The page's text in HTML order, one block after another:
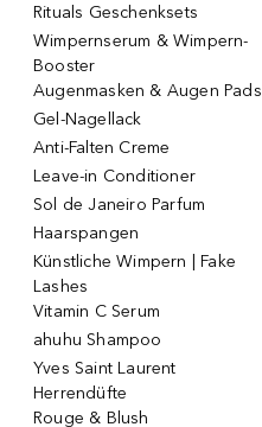
Rituals Geschenksets
Wimpernserum & Wimpern-
Booster
Augenmasken & Augen Pads
Gel-Nagellack
Anti-Falten Creme
Leave-in Conditioner
Sol de Janeiro Parfum
Haarspangen
Künstliche Wimpern | Fake
Lashes
Vitamin C Serum
ahuhu Shampoo
Yves Saint Laurent
Herrendüfte
Rouge & Blush